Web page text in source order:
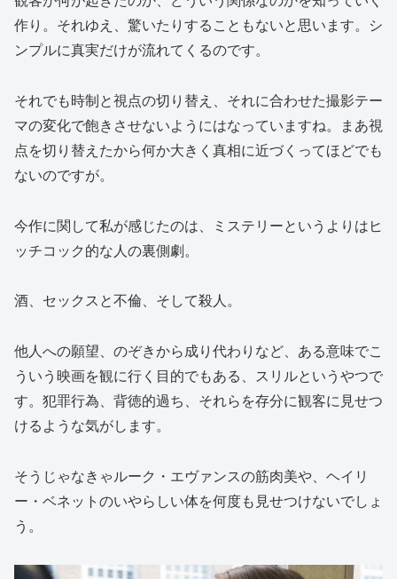
作り。それゆえ、驚いたりすることもないと思います。シ
ンプルに真実だけが流れてくるのです。
それでも時制と視点の切り替え、それに合わせた撮影テー
マの変化で飽きさせないようにはなっていますね。まあ視
点を切り替えたから何か大きく真相に近づくってほどでも
ないのですが。
今作に関して私が感じたのは、ミステリーというよりはヒ
ッチコック的な人の裏側劇。
酒、セックスと不倫、そして殺人。
他人への願望、のぞきから成り代わりなど、ある意味でこ
ういう映画を観に行く目的でもある、スリルというやつで
す。犯罪行為、背徳的過ち、それらを存分に観客に見せつ
けるような気がします。
そうじゃなきゃルーク・エヴァンスの筋肉美や、ヘイリ
ー・ベネットのいやらしい体を何度も見せつけないでしょ
う。